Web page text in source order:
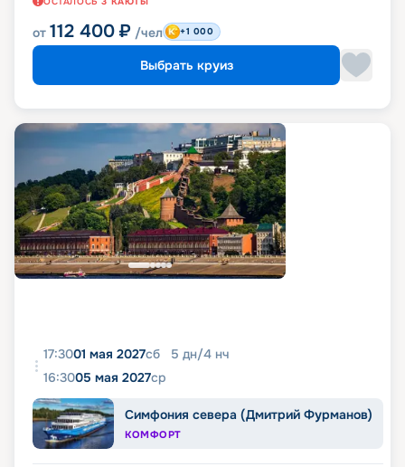
от 112 400 ₽ /чел +1 000
Выбрать круиз
17:3001 мая 2027сб 5 дн/4 нч
16:3005 мая 2027ср
Симфония севера (Дмитрий Фурманов)
КОМФОРТ